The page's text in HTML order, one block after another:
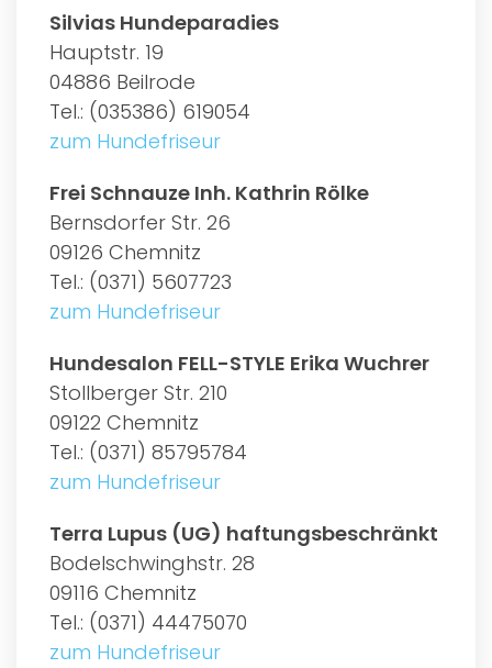
Silvias Hundeparadies
Hauptstr. 19
04886 Beilrode
Tel.: (035386) 619054
zum Hundefriseur
Frei Schnauze Inh. Kathrin Rölke
Bernsdorfer Str. 26
09126 Chemnitz
Tel.: (0371) 5607723
zum Hundefriseur
Hundesalon FELL-STYLE Erika Wuchrer
Stollberger Str. 210
09122 Chemnitz
Tel.: (0371) 85795784
zum Hundefriseur
Terra Lupus (UG) haftungsbeschränkt
Bodelschwinghstr. 28
09116 Chemnitz
Tel.: (0371) 44475070
zum Hundefriseur